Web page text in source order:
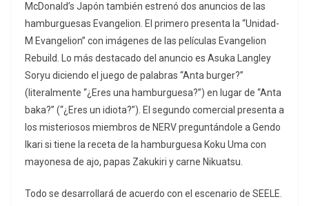
McDonald’s Japón también estrenó dos anuncios de las
hamburguesas Evangelion. El primero presenta la “Unidad-
M Evangelion” con imágenes de las películas Evangelion
Rebuild. Lo más destacado del anuncio es Asuka Langley
Soryu diciendo el juego de palabras “Anta burger?”
(literalmente “¿Eres una hamburguesa?”) en lugar de “Anta
baka?” (“¿Eres un idiota?”). El segundo comercial presenta a
los misteriosos miembros de NERV preguntándole a Gendo
Ikari si tiene la receta de la hamburguesa Koku Uma con
mayonesa de ajo, papas Zakukiri y carne Nikuatsu.
Todo se desarrollará de acuerdo con el escenario de SEELE.